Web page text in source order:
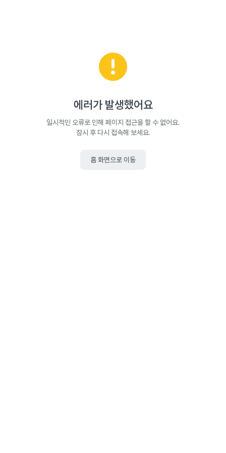
에러가 발생했어요
일시적인 오류로 인해 페이지 접근을 할 수 없어요.
잠시 후 다시 접속해 보세요.
홈 화면으로 이동